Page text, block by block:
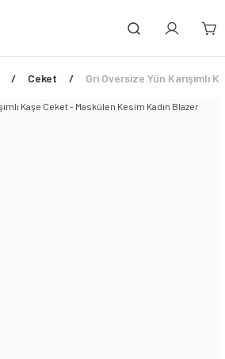
Ceket Gri Oversize Yün Karışımlı